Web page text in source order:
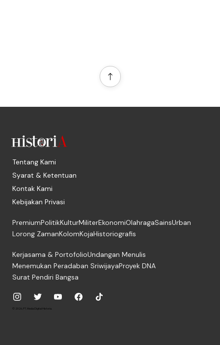
Tentang Kami
Syarat & Ketentuan
Kontak Kami
Kebijakan Privasi
PremiumPolitikKulturMiliterEkonomiOlahragaSainsUrban
Lorong ZamanKolomKojaHistoriografis
Kerjasama & PortofolioUndangan Menulis
Menemukan Peradaban SriwijayaProyek DNA
Surat Pendiri Bangsa
© 2026, PT. Media Digital Historia.